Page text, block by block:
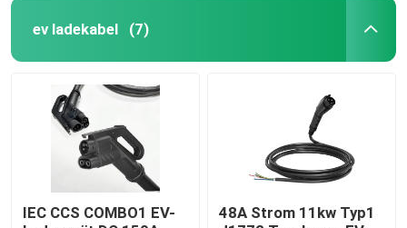
ev ladekabel (7)
IEC CCS COMBO1 EV-
48A Strom 11kw Typ1